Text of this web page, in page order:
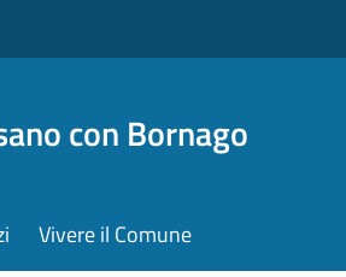
con Bornago
Vivere il Comune